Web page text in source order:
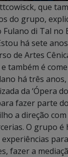
que
do grupo,
di Tal no
há sete
de Artes
também é
há três
da ‘Ópera
fazer parte
a direção
O grupo
fazer a